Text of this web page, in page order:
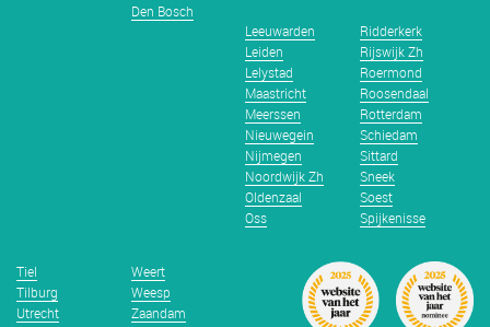
Den Bosch
Leeuwarden
Leiden
Lelystad
Maastricht
Meerssen
Nieuwegein
Nijmegen
Noordwijk Zh
Oldenzaal
Oss
Ridderkerk
Rijswijk Zh
Roermond
Roosendaal
Rotterdam
Schiedam
Sittard
Sneek
Soest
Spijkenisse
Tiel
Tilburg
Utrecht
Weert
Weesp
Zaandam